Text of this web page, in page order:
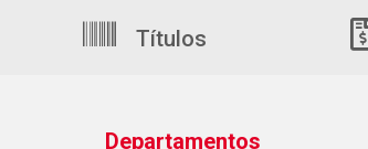
Títulos
Departamentos